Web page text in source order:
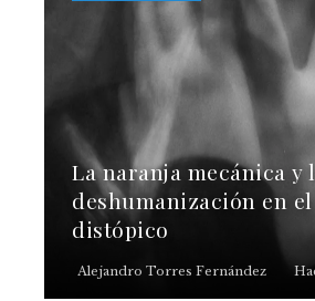
La naranja mecánica y
deshumanización en
distópico
Alejandro Torres Fernández